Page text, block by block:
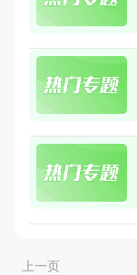
上一页